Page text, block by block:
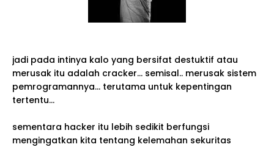
jadi pada intinya kalo yang bersifat destuktif atau
merusak itu adalah cracker... semisal.. merusak sistem
pemrogramannya... terutama untuk kepentingan
tertentu...
sementara hacker itu lebih sedikit berfungsi
mengingatkan kita tentang kelemahan sekuritas